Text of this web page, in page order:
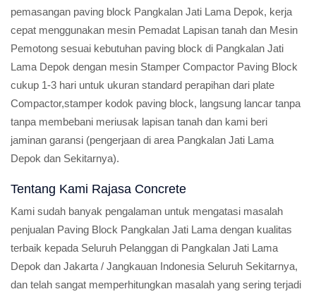
pemasangan paving block Pangkalan Jati Lama Depok, kerja
cepat menggunakan mesin Pemadat Lapisan tanah dan Mesin
Pemotong sesuai kebutuhan paving block di Pangkalan Jati
Lama Depok dengan mesin Stamper Compactor Paving Block
cukup 1-3 hari untuk ukuran standard perapihan dari plate
Compactor,stamper kodok paving block, langsung lancar tanpa
tanpa membebani meriusak lapisan tanah dan kami beri
jaminan garansi (pengerjaan di area Pangkalan Jati Lama
Depok dan Sekitarnya).
Tentang Kami Rajasa Concrete
Kami sudah banyak pengalaman untuk mengatasi masalah
penjualan Paving Block Pangkalan Jati Lama dengan kualitas
terbaik kepada Seluruh Pelanggan di Pangkalan Jati Lama
Depok dan Jakarta / Jangkauan Indonesia Seluruh Sekitarnya,
dan telah sangat memperhitungkan masalah yang sering terjadi